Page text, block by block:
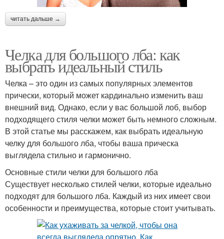
читать дальше →
Челка для большого лба: как
выбрать идеальный стиль
Челка – это один из самых популярных элементов
прически, который может кардинально изменить ваш
внешний вид. Однако, если у вас большой лоб, выбор
подходящего стиля челки может быть немного сложным.
В этой статье мы расскажем, как выбрать идеальную
челку для большого лба, чтобы ваша прическа
выглядела стильно и гармонично.
Основные стили челки для большого лба
Существует несколько стилей челки, которые идеально
подходят для большого лба. Каждый из них имеет свои
особенности и преимущества, которые стоит учитывать.